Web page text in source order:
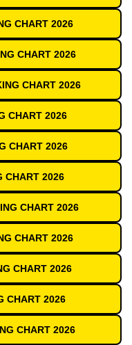
CHART 2026
CHART 2026
CHART 2026
CHART 2026
CHART 2026
CHART 2026
CHART 2026
CHART 2026
CHART 2026
CHART 2026
CHART 2026